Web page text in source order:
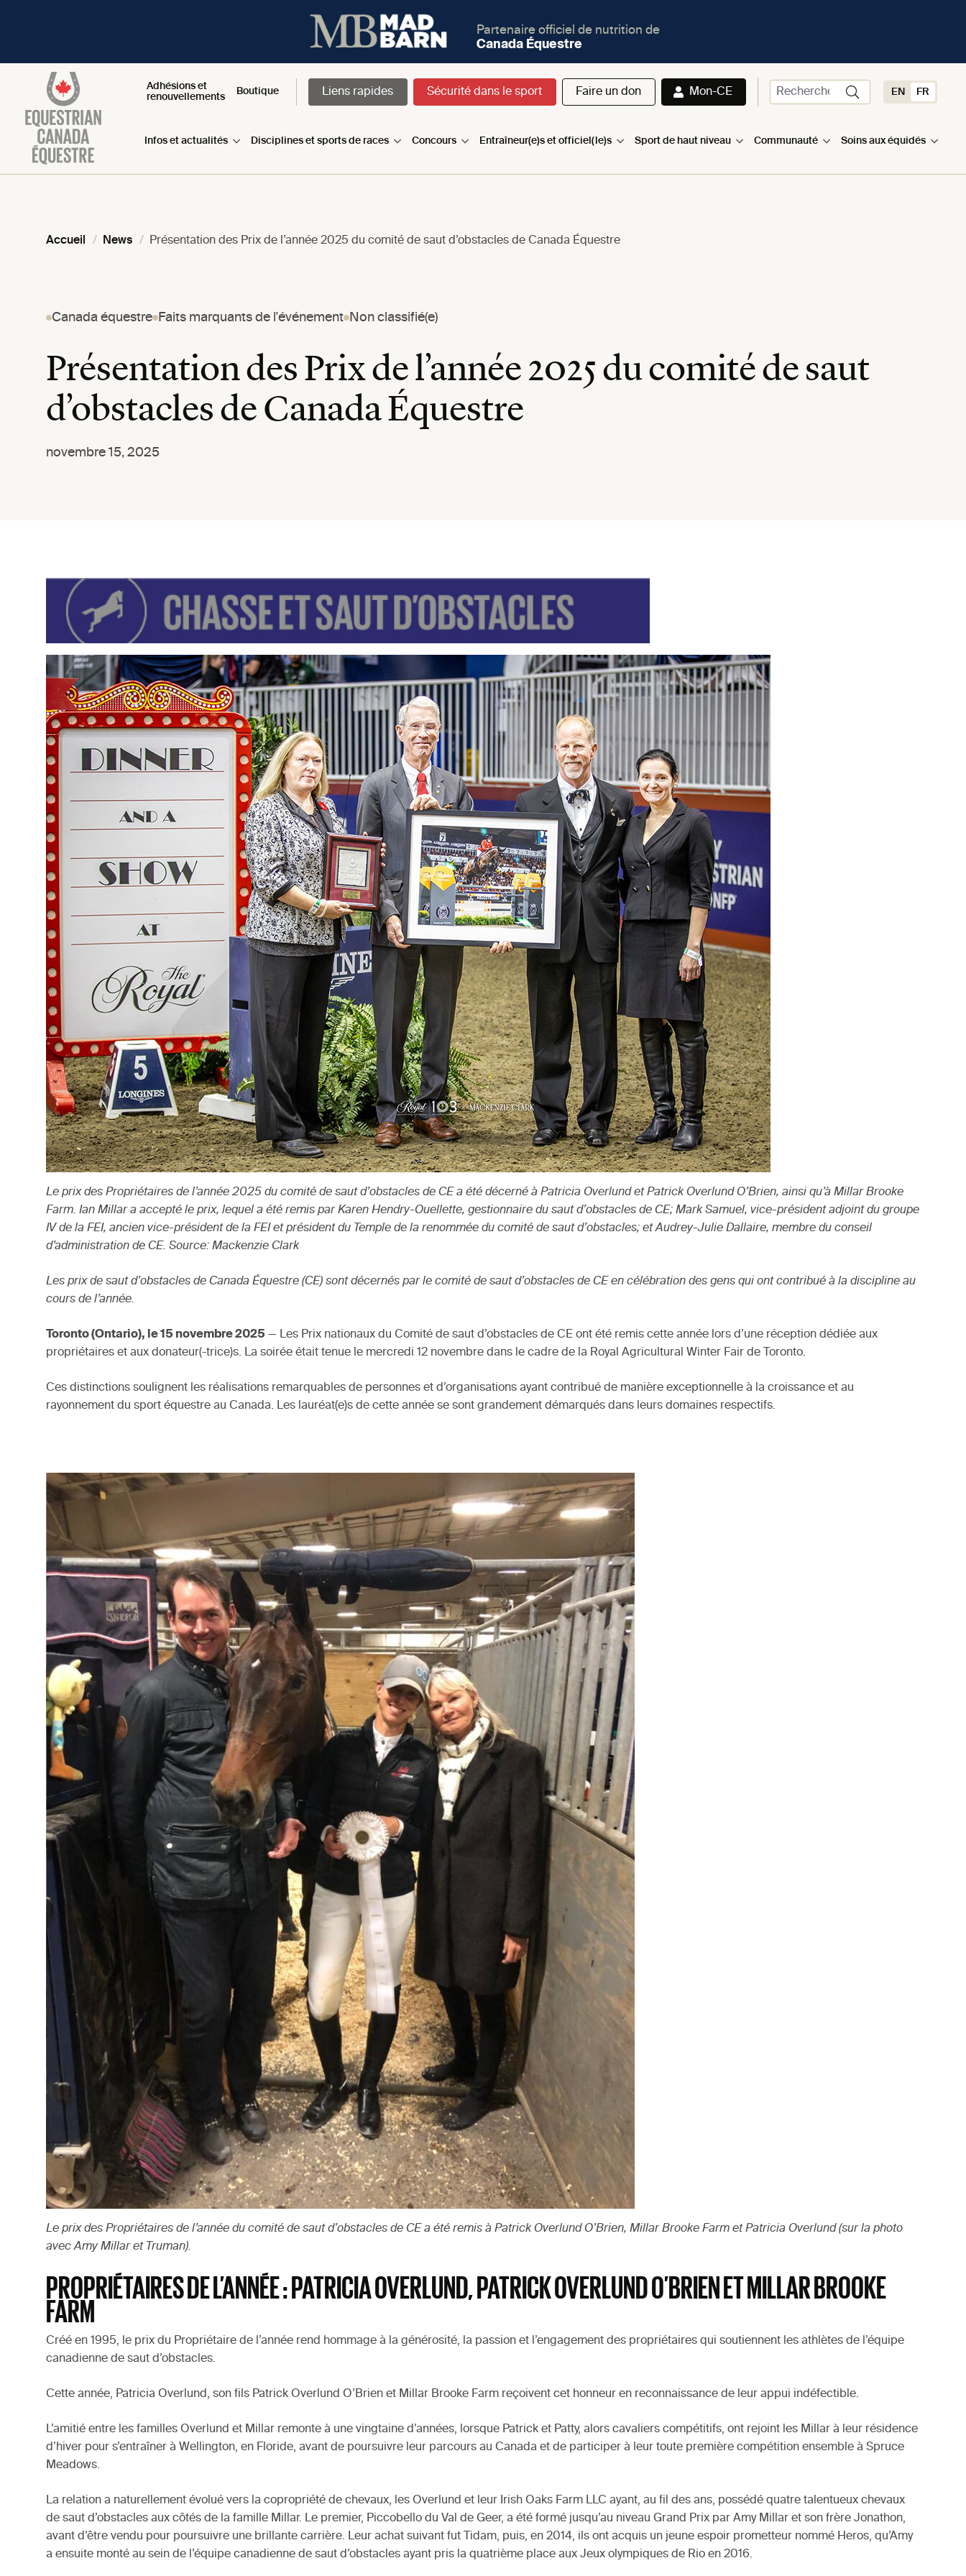
Partenaire officiel de nutrition de
Canada Équestre
Adhésions et
renouvellements
Boutique Liens rapides Sécurité dans le sport Faire un don Mon-CE EN FR
Infos et actualités Disciplines et sports de races Concours Entraîneur(e)s et officiel(le)s Sport de haut niveau Communauté Soins aux équidés
Accueil News Présentation des Prix de l’année 2025 du comité de saut d’obstacles de Canada Équestre
Canada équestre Faits marquants de l'événement Non classifié(e)
Présentation des Prix de l’année 2025 du comité de saut
d’obstacles de Canada Équestre
novembre 15, 2025
Le prix des Propriétaires de l’année 2025 du comité de saut d’obstacles de CE a été décerné à Patricia Overlund et Patrick Overlund O’Brien, ainsi qu’à Millar Brooke
Farm. Ian Millar a accepté le prix, lequel a été remis par Karen Hendry-Ouellette, gestionnaire du saut d’obstacles de CE; Mark Samuel, vice-président adjoint du groupe
IV de la FEI, ancien vice-président de la FEI et président du Temple de la renommée du comité de saut d’obstacles; et Audrey-Julie Dallaire, membre du conseil
d’administration de CE. Source: Mackenzie Clark
Les prix de saut d’obstacles de Canada Équestre (CE) sont décernés par le comité de saut d’obstacles de CE en célébration des gens qui ont contribué à la discipline au
cours de l’année.
Toronto (Ontario), le 15 novembre 2025 — Les Prix nationaux du Comité de saut d’obstacles de CE ont été remis cette année lors d’une réception dédiée aux
propriétaires et aux donateur(-trice)s. La soirée était tenue le mercredi 12 novembre dans le cadre de la Royal Agricultural Winter Fair de Toronto.
Ces distinctions soulignent les réalisations remarquables de personnes et d’organisations ayant contribué de manière exceptionnelle à la croissance et au
rayonnement du sport équestre au Canada. Les lauréat(e)s de cette année se sont grandement démarqués dans leurs domaines respectifs.
Le prix des Propriétaires de l’année du comité de saut d’obstacles de CE a été remis à Patrick Overlund O’Brien, Millar Brooke Farm et Patricia Overlund (sur la photo
avec Amy Millar et Truman).
PROPRIÉTAIRES DE L’ANNÉE : PATRICIA OVERLUND, PATRICK OVERLUND O’BRIEN ET MILLAR BROOKE
FARM
Créé en 1995, le prix du Propriétaire de l’année rend hommage à la générosité, la passion et l’engagement des propriétaires qui soutiennent les athlètes de l’équipe
canadienne de saut d’obstacles.
Cette année, Patricia Overlund, son fils Patrick Overlund O’Brien et Millar Brooke Farm reçoivent cet honneur en reconnaissance de leur appui indéfectible.
L’amitié entre les familles Overlund et Millar remonte à une vingtaine d’années, lorsque Patrick et Patty, alors cavaliers compétitifs, ont rejoint les Millar à leur résidence
d’hiver pour s’entraîner à Wellington, en Floride, avant de poursuivre leur parcours au Canada et de participer à leur toute première compétition ensemble à Spruce
Meadows.
La relation a naturellement évolué vers la copropriété de chevaux, les Overlund et leur Irish Oaks Farm LLC ayant, au fil des ans, possédé quatre talentueux chevaux
de saut d’obstacles aux côtés de la famille Millar. Le premier, Piccobello du Val de Geer, a été formé jusqu’au niveau Grand Prix par Amy Millar et son frère Jonathon,
avant d’être vendu pour poursuivre une brillante carrière. Leur achat suivant fut Tidam, puis, en 2014, ils ont acquis un jeune espoir prometteur nommé Heros, qu’Amy
a ensuite monté au sein de l’équipe canadienne de saut d’obstacles ayant pris la quatrième place aux Jeux olympiques de Rio en 2016.